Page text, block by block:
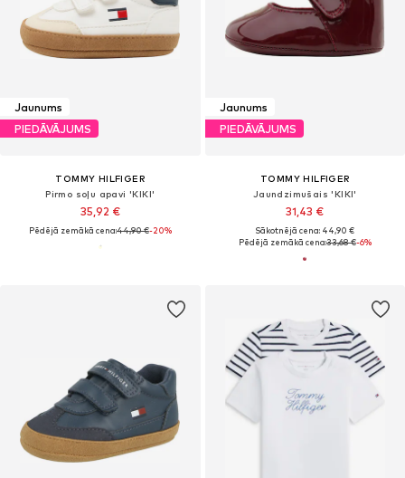
Jaunums
PIEDĀVĀJUMS
TOMMY HILFIGER
Pirmo soļu apavi 'KIKI'
35,92 €
Pēdējā zemākā cena:44,90 €-20%
Jaunums
PIEDĀVĀJUMS
TOMMY HILFIGER
Jaundzimušais 'KIKI'
31,43 €
Sākotnējā cena: 44,90 €
Pēdējā zemākā cena:33,68 €-6%